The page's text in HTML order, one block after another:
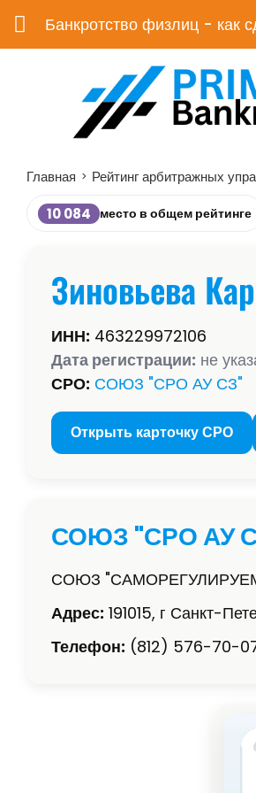
Банкротство физлиц - как
Главная > Рейтинг арбитражных
10 084 место в общем рейтинге
Зиновьева
ИНН: 463229972106
Дата регистрации: не
СРО: СОЮЗ "СРО АУ СЗ"
Открыть карточку СРО
СОЮЗ "СРО АУ
СОЮЗ
Адрес: 191015, г Санкт-
Телефон: (812) 576-70-